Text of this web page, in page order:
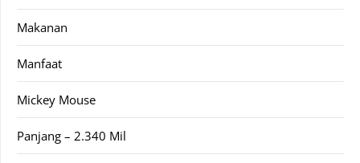
Makanan
Manfaat
Mickey Mouse
Panjang – 2.340 Mil